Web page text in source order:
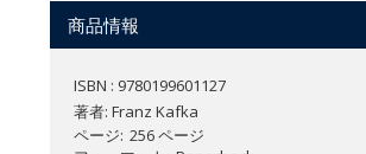
affordable volume reflects Oxford's
expert introductions by leading
商品情報
ISBN : 9780199601127
著者: Franz Kafka
ページ 256 ページ